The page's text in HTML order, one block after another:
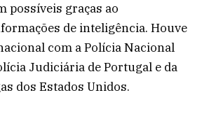
possíveis graças ao
de inteligência. Houve
com a Polícia Nacional
Judiciária de Portugal e da
dos Estados Unidos.